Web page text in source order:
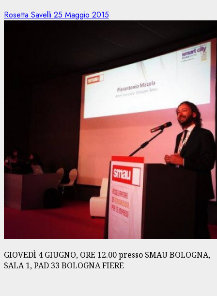
Rosetta Savelli 25 Maggio 2015
GIOVEDÌ 4 GIUGNO, ORE 12.00 presso SMAU BOLOGNA,
SALA 1, PAD 33 BOLOGNA FIERE